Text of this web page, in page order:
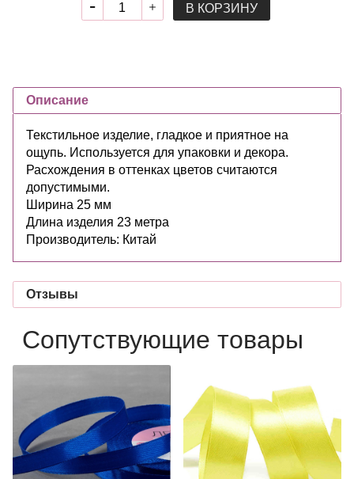
В КОРЗИНУ
Описание
Текстильное изделие, гладкое и приятное на
ощупь. Используется для упаковки и декора.
Расхождения в оттенках цветов считаются
допустимыми.
Ширина 25 мм
Длина изделия 23 метра
Производитель: Китай
Отзывы
Сопутствующие товары